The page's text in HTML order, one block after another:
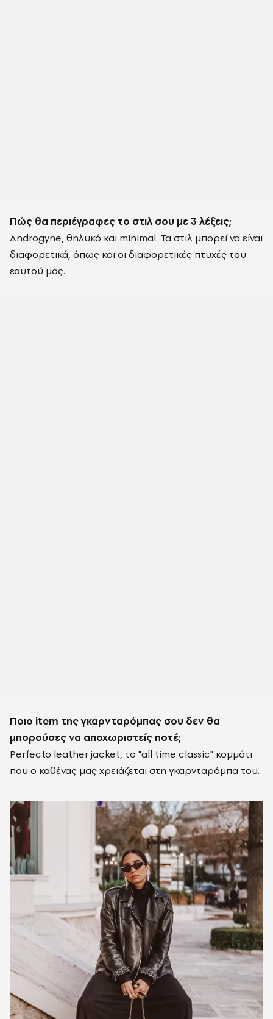
Πώς θα περιέγραφες το στιλ σου με 3 λέξεις;
Androgyne, θηλυκό και minimal. Τα στιλ μπορεί να είναι
διαφορετικά, όπως και οι διαφορετικές πτυχές του
εαυτού μας.
Ποιο item της γκαρνταρόμπας σου δεν θα
μπορούσες να αποχωριστείς ποτέ;
Perfecto leather jacket, το "all time classic" κομμάτι
που ο καθένας μας χρειάζεται στη γκαρνταρόμπα του.